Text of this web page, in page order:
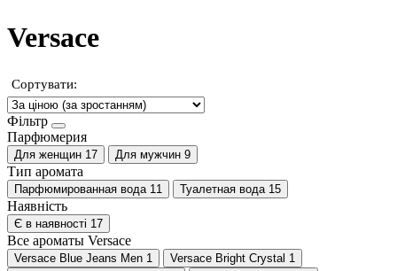
Versace
Сортувати:
Фільтр
Парфюмерия
Для женщин 17 Для мужчин 9
Тип аромата
Парфюмированная вода 11 Туалетная вода 15
Наявність
Є в наявності 17
Все ароматы Versace
Versace Blue Jeans Men 1 Versace Bright Crystal 1